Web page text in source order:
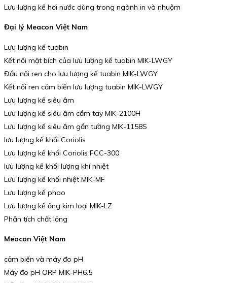
Lưu lượng kế hơi nước dùng trong ngành in và nhuộm
Đại lý Meacon Việt Nam
Lưu lượng kế tuabin
Kết nối mặt bích của lưu lượng kế tuabin MIK-LWGY
Đầu nối ren cho lưu lượng kế tuabin MIK-LWGY
Kết nối ren cảm biến lưu lượng tuabin MIK-LWGY
Lưu lượng kế siêu âm
Lưu lượng kế siêu âm cầm tay MIK-2100H
Lưu lượng kế siêu âm gắn tường MIK-1158S
lưu lượng kế khối Coriolis
Lưu lượng kế khối Coriolis FCC-300
lưu lượng kế khối lượng khí nhiệt
Lưu lượng kế khối nhiệt MIK-MF
Lưu lượng kế phao
Lưu lượng kế ống kim loại MIK-LZ
Phân tích chất lỏng
Meacon Việt Nam
cảm biến và máy đo pH
Máy đo pH ORP MIK-PH6.5